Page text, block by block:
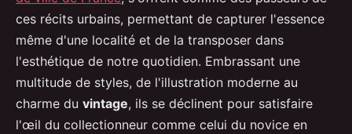
ces récits urbains, permettant de capturer l'essence
même d'une localité et de la transposer dans
l'esthétique de notre quotidien. Embrassant une
multitude de styles, de l'illustration moderne au
charme du vintage, ils se déclinent pour satisfaire
l'œil du collectionneur comme celui du novice en